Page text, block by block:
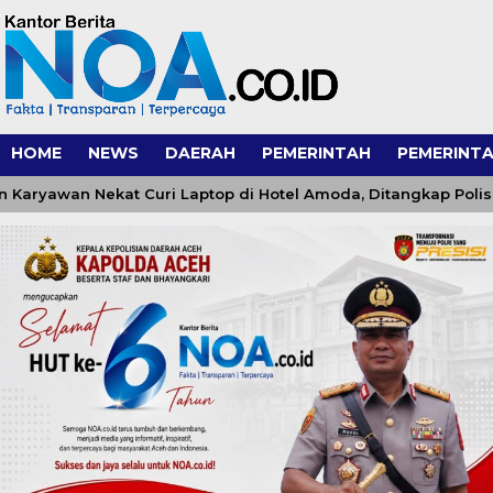
HOME NEWS DAERAH PEMERINTAH
Nekat Curi Laptop di Hotel Amoda, Ditangkap Polisi